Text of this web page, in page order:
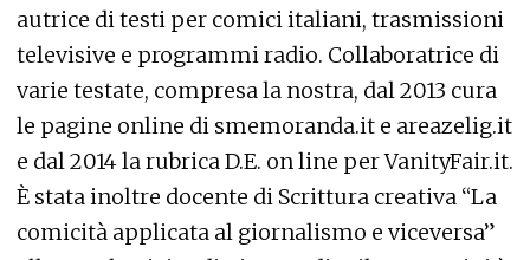
autrice di testi per comici italiani, trasmissioni
televisive e programmi radio. Collaboratrice di
varie testate, compresa la nostra, dal 2013 cura
le pagine online di smemoranda.it e areazelig.it
e dal 2014 la rubrica D.E. on line perVanityFair.it.
È stata inoltre docente di Scrittura creativa “La
comicità applicata al giornalismo e viceversa”